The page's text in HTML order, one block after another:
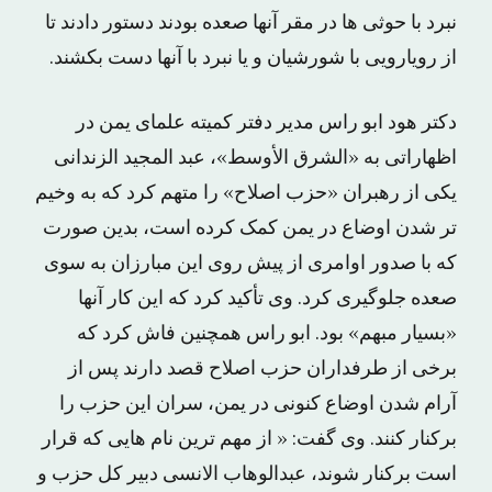
نبرد با حوثی ها در مقر آنها صعده بودند دستور دادند تا
از رویارویی با شورشیان و یا نبرد با آنها دست بکشند.
دکتر هود ابو راس مدیر دفتر کمیته علمای یمن در
اظهاراتی به «الشرق الأوسط»، عبد المجید الزندانی
یکی از رهبران «حزب اصلاح» را متهم کرد که به وخیم
تر شدن اوضاع در یمن کمک کرده است، بدین صورت
که با صدور اوامری از پیش روی این مبارزان به سوی
صعده جلوگیری کرد. وی تأکید کرد که این کار آنها
«بسیار مبهم» بود. ابو راس همچنین فاش کرد که
برخی از طرفداران حزب اصلاح قصد دارند پس از
آرام شدن اوضاع کنونی در یمن، سران این حزب را
برکنار کنند. وی گفت: « از مهم ترین نام هایی که قرار
است برکنار شوند، عبدالوهاب الانسی دبیر کل حزب و